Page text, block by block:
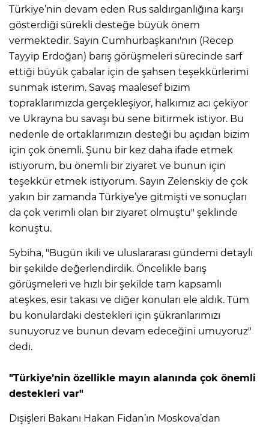
Türkiye’nin devam eden Rus saldırganlığına karşı
gösterdiği sürekli desteğe büyük önem
vermektedir. Sayın Cumhurbaşkanı'nın (Recep
Tayyip Erdoğan) barış görüşmeleri sürecinde sarf
ettiği büyük çabalar için de şahsen teşekkürlerimi
sunmak isterim. Savaş maalesef bizim
topraklarımızda gerçekleşiyor, halkımız acı çekiyor
ve Ukrayna bu savaşı bu sene bitirmek istiyor. Bu
nedenle de ortaklarımızın desteği bu açıdan bizim
için çok önemli. Şunu bir kez daha ifade etmek
istiyorum, bu önemli bir ziyaret ve bunun için
teşekkür etmek istiyorum. Sayın Zelenskiy de çok
yakın bir zamanda Türkiye’ye gitmişti ve sonuçları
da çok verimli olan bir ziyaret olmuştu" şeklinde
konuştu.
Sybiha, "Bugün ikili ve uluslararası gündemi detaylı
bir şekilde değerlendirdik. Öncelikle barış
görüşmeleri ve hızlı bir şekilde tam kapsamlı
ateşkes, esir takası ve diğer konuları ele aldık. Tüm
bu konulardaki destekleri için şükranlarımızı
sunuyoruz ve bunun devam edeceğini umuyoruz"
dedi.
"Türkiye’nin özellikle mayın alanında çok önemli
destekleri var"
Dışişleri Bakanı Hakan Fidan’ın Moskova’dan